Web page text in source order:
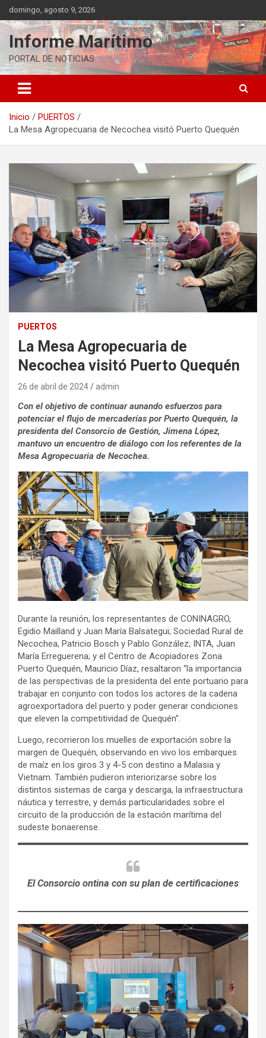
Saltar
al
contenido
domingo, agosto 9, 2026
Informe Marítimo
PORTAL DE NOTICIAS
Inicio
PUERTOS
La Mesa Agropecuaria de Necochea visitó Puerto Quequén
PUERTOS
La Mesa Agropecuaria de
Necochea visitó Puerto Quequén
26 de abril de 2024 admin
Con el objetivo de continuar aunando esfuerzos para
potenciar el flujo de mercaderías por Puerto Quequén, la
presidenta del Consorcio de Gestión, Jimena López,
mantuvo un encuentro de diálogo con los referentes de la
Mesa Agropecuaria de Necochea.
Durante la reunión, los representantes de CONINAGRO,
Egidio Mailland y Juan María Balsategui; Sociedad Rural de
Necochea, Patricio Bosch y Pablo González; INTA, Juan
María Erreguerena; y el Centro de Acopiadores Zona
Puerto Quequén, Mauricio Díaz, resaltaron “la importancia
de las perspectivas de la presidenta del ente portuario para
trabajar en conjunto con todos los actores de la cadena
agroexportadora del puerto y poder generar condiciones
que eleven la competitividad de Quequén”.
Luego, recorrieron los muelles de exportación sobre la
margen de Quequén, observando en vivo los embarques
de maíz en los giros 3 y 4-5 con destino a Malasia y
Vietnam. También pudieron interiorizarse sobre los
distintos sistemas de carga y descarga, la infraestructura
náutica y terrestre, y demás particularidades sobre el
circuito de la producción de la estación marítima del
sudeste bonaerense.
El Consorcio ontina con su plan de certificaciones